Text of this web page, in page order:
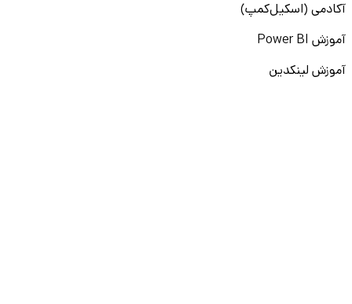
آکادمی (اسکیل‌کمپ)
آموزش Power BI
آموزش لینکدین